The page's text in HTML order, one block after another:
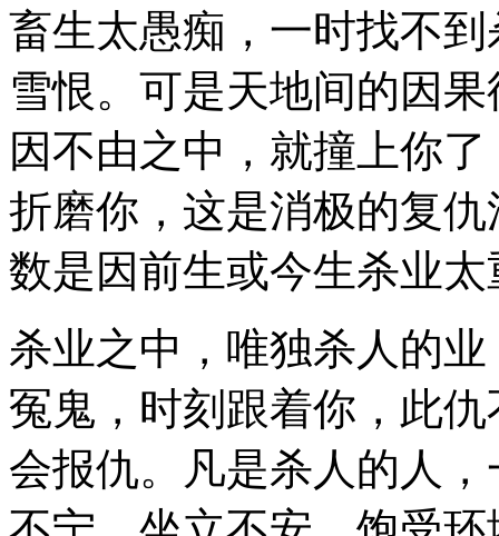
畜生太愚痴，一时找不
雪恨。可是天地间的因
因不由之中，就撞上你
折磨你，这是消极的复
数是因前生或今生杀业
杀业之中，唯独杀人的
冤鬼，时刻跟着你，此
会报仇。凡是杀人的人